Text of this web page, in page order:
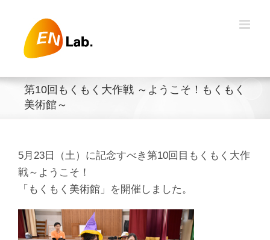
content
第10回もくもく大作戦 ～ようこそ！もくもく
美術館～
5月23日（土）に記念すべき第10回目もくもく大作
戦～ようこそ！
「もくもく美術館」を開催しました。